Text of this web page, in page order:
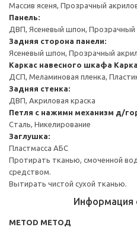
Массив ясеня, Прозрачный
Панель:
ДВП, Ясеневый шпон, Прозрачный
Задняя сторона панели:
Ясеневый шпон, Прозрачный
Каркас навесного шкафа
ДСП, Меламиновая пленка,
Задняя стенка:
ДВП, Акриловая краска
Петля с нажимн механизм д/
Сталь, Никелирование
Заглушка:
Пластмасса АБС
Протирать тканью, смоченной
средством.
Вытирать чистой сухой тканью.
Информация
METOD МЕТОД